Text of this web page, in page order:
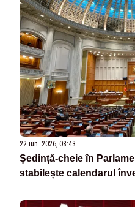
22 iun. 2026, 08:43
Ședință-cheie în
stabilește calendarul